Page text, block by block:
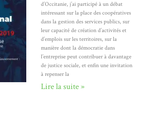
d’Occitanie, j’ai participé à un débat
intéressant sur la place des coopératives
dans la gestion des services publics, sur
leur capacité de création d’activités et
d’emplois sur les territoires, sur la
manière dont la démocratie dans
l’entreprise peut contribuer à davantage
de justice sociale, et enfin une invitation
à repenser la
Lire la suite »